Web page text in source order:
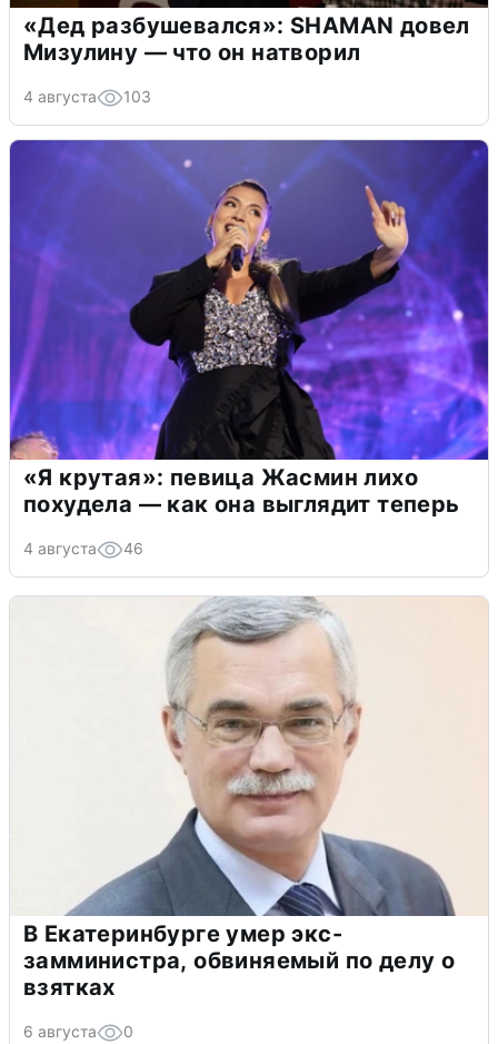
«Дед разбушевался»: SHAMAN довел
Мизулину — что он натворил
4 августа 103
«Я крутая»: певица Жасмин лихо
похудела — как она выглядит теперь
4 августа 46
В Екатеринбурге умер экс-
замминистра, обвиняемый по делу о
взятках
6 августа 0